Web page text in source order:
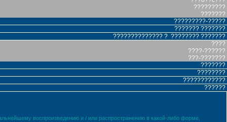
?????????
???????
?????????-?????
??????? ???????
?????????????? ? ???????? ???????
????
????-??????
???-???????
???????
????????
????????????
??????
воспроизведению и / или распространению в какой-либо форме,